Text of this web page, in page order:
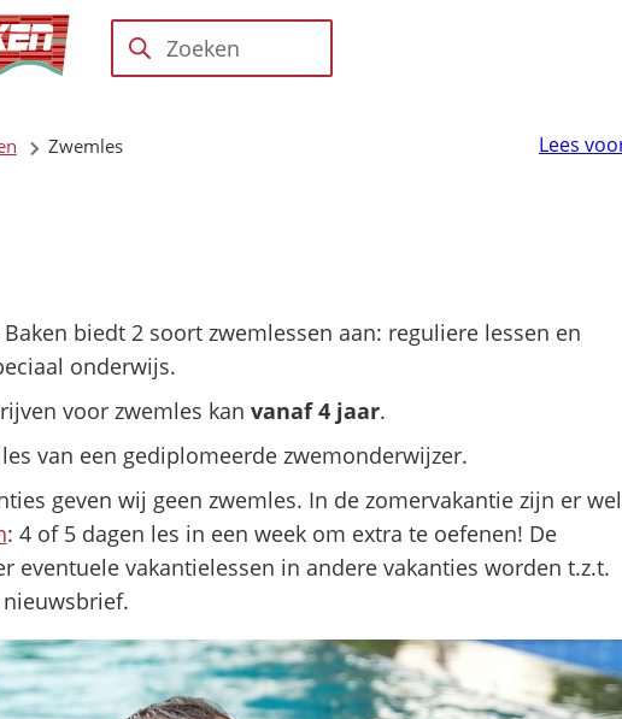
Openingstijden
en rooster
Zoeken
Zwemles Lees
biedt 2 soort zwemlessen aan: reguliere lessen en
onderwijs.
voor zwemles kan vanaf 4 jaar.
van een gediplomeerde zwemonderwijzer.
geven wij geen zwemles. In de zomervakantie zijn er wel
: 4 of 5 dagen les in een week om extra te oefenen! De
eventuele vakantielessen in andere vakanties worden t.z.t.